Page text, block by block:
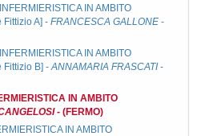
INFERMIERISTICA IN AMBITO
Fittizio A] - FRANCESCA GALLONE -
INFERMIERISTICA IN AMBITO
Fittizio B] -ANNAMARIA FRASCATI -
IN AMBITO
- (FERMO)
IN AMBITO